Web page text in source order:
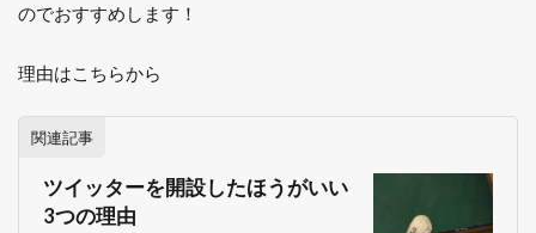
のでおすすめします！
理由はこちらから
関連記事
ツイッターを開設したほうがいい
3つの理由